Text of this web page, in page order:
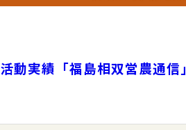
活動実績「福島相双営農通信」